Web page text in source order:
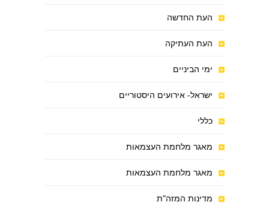
העת החדשה
העת העתיקה
ימי הביניים
ישראל- אירועים היסטוריים
כללי
מאגר מלחמת העצמאות
מאגר מלחמת העצמאות
מדינות המזה"ת